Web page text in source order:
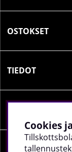
OSTOKSET
TIEDOT
YRITYKSEN
Cookies